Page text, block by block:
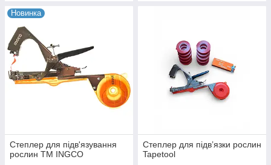
Новинка
Степлер для підв'язування
рослин ТМ INGCO
Степлер для підв’язки рослин
Tapetool